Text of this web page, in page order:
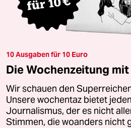
10 Ausgaben für 10 Euro
Die Wochenzeitung
Wir schauen den
Unsere wochentaz bietet
Journalismus, der es nicht
Stimmen, die woanders nicht